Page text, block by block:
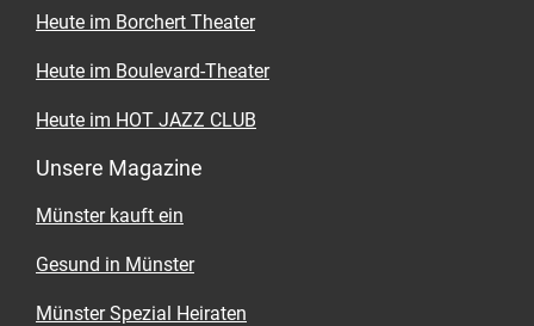
Heute im Borchert Theater
Heute im Boulevard-Theater
Heute im HOT JAZZ CLUB
Unsere Magazine
Münster kauft ein
Gesund in Münster
Münster Spezial Heiraten